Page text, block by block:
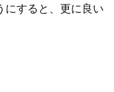
にすると、更に良い